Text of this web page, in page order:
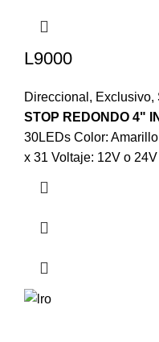
L9000
Direccional , Exclusivo,
STOP REDONDO 4"
30LEDs Color:
x 31 Voltaje: 12V o 24V